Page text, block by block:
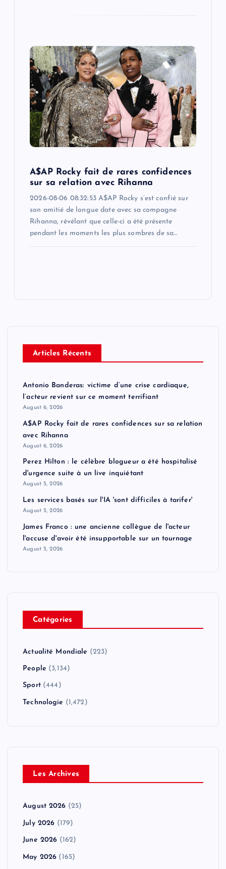
A$AP Rocky fait de rares confidences
sur sa relation avec Rihanna
2026-08-06 08:32:53 A$AP Rocky s’est confié sur
son amitié de longue date avec sa compagne
Rihanna, révélant que celle-ci a été présente
pendant les moments les plus sombres de sa…
Articles Récents
Antonio Banderas: victime d’une crise cardiaque,
l’acteur revient sur ce moment terrifiant
August 6, 2026
A$AP Rocky fait de rares confidences sur sa relation
avec Rihanna
August 6, 2026
Perez Hilton : le célèbre blogueur a été hospitalisé
d'urgence suite à un live inquiétant
August 5, 2026
Les services basés sur l'IA 'sont difficiles à tarifer'
August 5, 2026
James Franco : une ancienne collègue de l'acteur
l'accuse d'avoir été insupportable sur un tournage
August 5, 2026
Catégories
Actualité Mondiale (223)
People (3,134)
Sport(444)
Technologie (1,472)
Les Archives
August 2026 (25)
July 2026 (179)
June 2026 (162)
May 2026 (165)